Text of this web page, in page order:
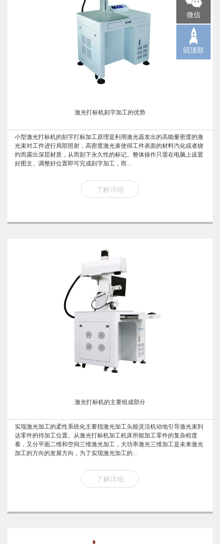
激光打标机刻字加工的优势
小型激光打标机的刻字打标加工原理是利用激光器发出的高能量密度的激
光束对工件进行局部照射，高密度激光束使得工件表面的材料汽化或者烧
灼而露出深层材质，从而刻下永久性的标记。整体操作只需在电脑上设置
好图文、调整好位置即可完成刻字加工，而...
了解详细
激光打标机的主要组成部分
实现激光加工的柔性系统化主要指激光加工头能灵活机动地引导激光束到
达零件的待加工位置。从激光打标机加工机床所能加工零件的复杂程度
看，又分平面二维和空间三维激光加工，大功率激光三维加工是未来激光
加工的方向的发展方向，为了实现激光加工的...
了解详细
微信
回顶部